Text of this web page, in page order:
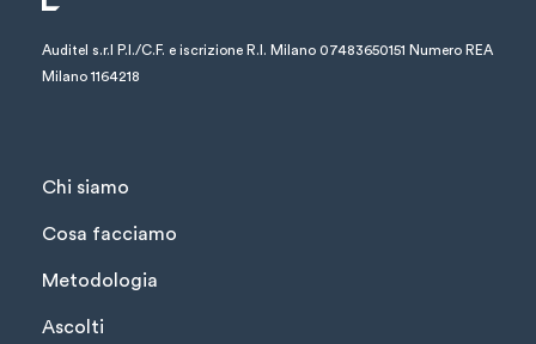
Auditel s.r.l P.I./C.F. e iscrizione R.I. Milano 07483650151 Numero REA
Milano 1164218
Chi siamo
Cosa facciamo
Metodologia
Ascolti